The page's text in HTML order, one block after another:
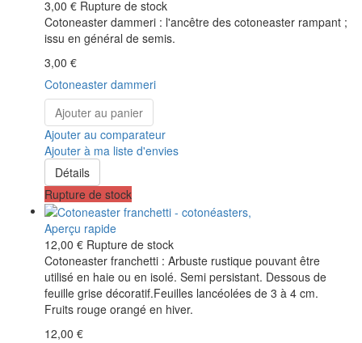
3,00 € Rupture de stock
Cotoneaster dammeri : l'ancêtre des cotoneaster rampant ;
issu en général de semis.
3,00 €
Cotoneaster dammeri
Ajouter au panier
Ajouter au comparateur
Ajouter à ma liste d'envies
Détails
Rupture de stock
Aperçu rapide
12,00 € Rupture de stock
Cotoneaster franchetti : Arbuste rustique pouvant être
utilisé en haie ou en isolé. Semi persistant. Dessous de
feuille grise décoratif.Feuilles lancéolées de 3 à 4 cm.
Fruits rouge orangé en hiver.
12,00 €